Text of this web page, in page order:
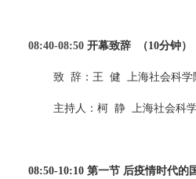
08:40-08:50 开幕致辞 （10分钟）
致 辞：王 健 上海社会科学
主持人：柯 静 上海社会科
08:50-10:10 第一节 后疫情时代的